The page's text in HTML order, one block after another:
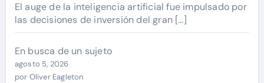
El auge de la inteligencia artificial fue impulsado por
las decisiones de inversión del gran […]
En busca de un sujeto
agosto 5, 2026
por Oliver Eagleton